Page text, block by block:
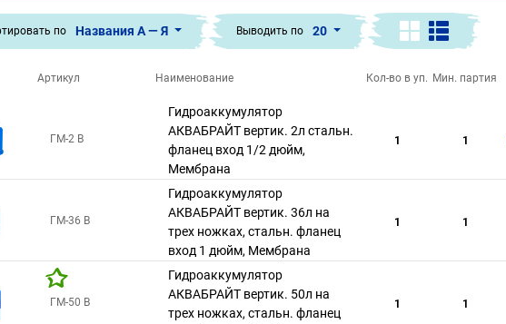
по Названия А — Я Выводить по 20
Артикул Наименование Кол-во в уп. Мин. партия
ГМ-2 В
Гидроаккумулятор
АКВАБРАЙТ вертик. 2л стальн.
фланец вход 1/2 дюйм,
Мембрана
1 1
ГМ-36 В
Гидроаккумулятор
АКВАБРАЙТ вертик. 36л на
трех ножках, стальн. фланец
вход 1 дюйм, Мембрана
1 1
ГМ-50 В
Гидроаккумулятор
АКВАБРАЙТ вертик. 50л на
трех ножках, стальн. фланец
1 1